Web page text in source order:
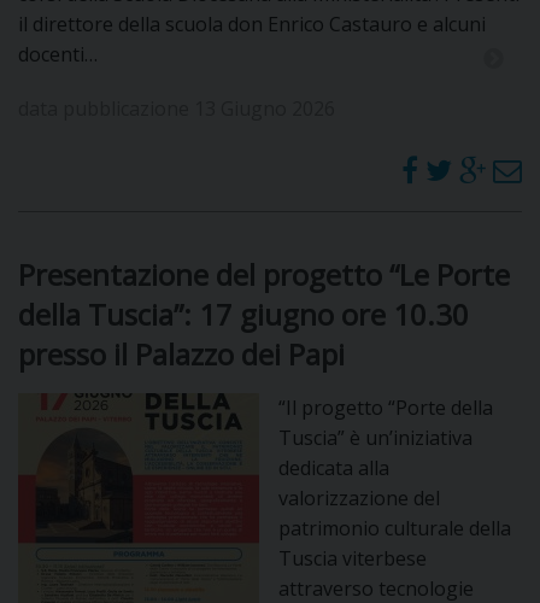
il direttore della scuola don Enrico Castauro e alcuni
docenti…
Presentazione del progetto “Le Porte
della Tuscia”: 17 giugno ore 10.30
presso il Palazzo dei Papi
“Il progetto “Porte della
Tuscia” è un’iniziativa
dedicata alla
valorizzazione del
patrimonio culturale della
Tuscia viterbese
attraverso tecnologie